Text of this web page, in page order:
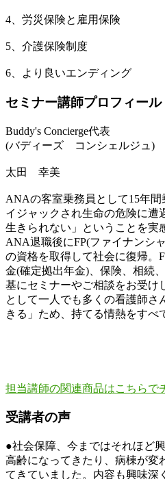
4、労災保険と雇用保険
5、介護保険制度
6、より良いエンディング
セミナー講師プロフィール
Buddy's Concierge代表
(バディーズ コンシェルジュ)
太田 幸美
ANAの客室乗務員として15年
イジャックされ生命の危険に遭
生きられない」ということを実
ANA退職後にFP(ファイナンシ
の資格を取得して社会に復帰。
金(確定拠出年金)、保険、相続
基にセミナーやご相談をお受け
として一人でも多くの看護師さ
きる」ため、持てる情熱をすべ
担当講師の関連商品はこちらで
受講者の声
●社会保障、今まではそれほど
高齢になってきたり、病棟が変
てきていました。内容も興味深